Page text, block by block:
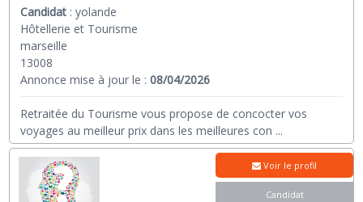
Candidat :yolande
Hôtellerie et Tourisme
marseille
13008
Annonce mise à jour le :08/04/2026
Retraitée du Tourisme vous propose de concocter vos
voyages au meilleur prix dans les meilleures con ...
Voir le profil
Candidat